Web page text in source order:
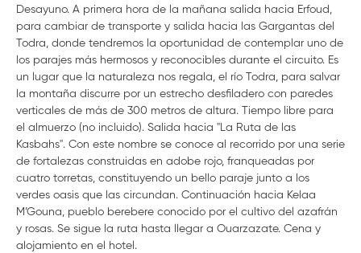
Desayuno. A primera hora de la mañana salida hacia Erfoud,
para cambiar de transporte y salida hacia las Gargantas del
Todra, donde tendremos la oportunidad de contemplar uno de
los parajes más hermosos y reconocibles durante el circuito. Es
un lugar que la naturaleza nos regala, el río Todra, para salvar
la montaña discurre por un estrecho desfiladero con paredes
verticales de más de 300 metros de altura. Tiempo libre para
el almuerzo (no incluido). Salida hacia "La Ruta de las
Kasbahs". Con este nombre se conoce al recorrido por una serie
de fortalezas construidas en adobe rojo, franqueadas por
cuatro torretas, constituyendo un bello paraje junto a los
verdes oasis que las circundan. Continuación hacia Kelaa
M’Gouna, pueblo berebere conocido por el cultivo del azafrán
y rosas. Se sigue la ruta hasta llegar a Ouarzazate. Cena y
alojamiento en el hotel.